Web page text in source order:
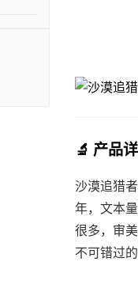
🔬 产品
沙漠追猎
年，文本
很多，审
不可错过